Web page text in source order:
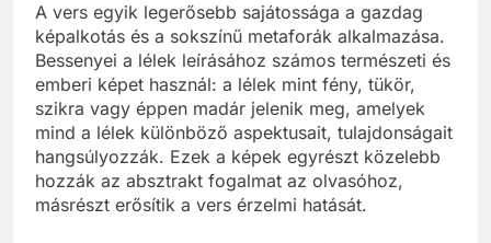
A vers egyik legerősebb sajátossága a gazdag
képalkotás és a sokszínű metaforák alkalmazása.
Bessenyei a lélek leírásához számos természeti és
emberi képet használ: a lélek mint fény, tükör,
szikra vagy éppen madár jelenik meg, amelyek
mind a lélek különböző aspektusait, tulajdonságait
hangsúlyozzák. Ezek a képek egyrészt közelebb
hozzák az absztrakt fogalmat az olvasóhoz,
másrészt erősítik a vers érzelmi hatását.